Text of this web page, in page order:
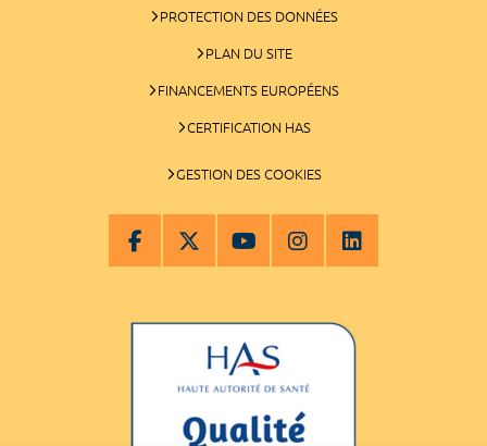
PROTECTION DES DONNÉES
PLAN DU SITE
FINANCEMENTS EUROPÉENS
CERTIFICATION HAS
GESTION DES COOKIES